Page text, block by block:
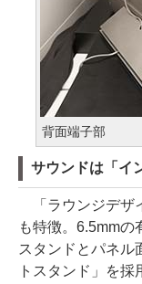
背面端子部
サウンドは「イ
「ラウンジデザ
も特徴。6.5mm
スタンドとパネル
トスタンド」を